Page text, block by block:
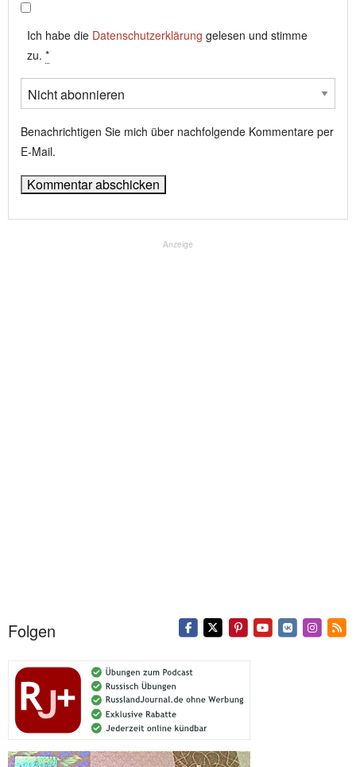
Ich habe die Datenschutzerklärung gelesen und stimme
zu. *
Benachrichtigen Sie mich über nachfolgende Kommentare per
E-Mail.
Anzeige
Folgen